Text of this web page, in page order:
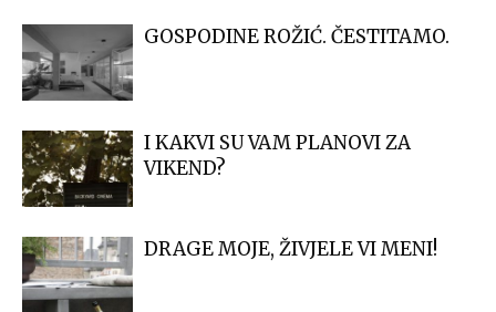
GOSPODINE ROŽIĆ. ČESTITAMO.
I KAKVI SU VAM PLANOVI ZA
VIKEND?
DRAGE MOJE, ŽIVJELE VI MENI!